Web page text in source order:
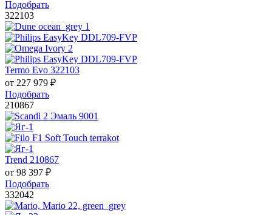
Подобрать
322103
Termo Evo 322103
от 227 979 ₽
Подобрать
210867
Trend 210867
от 98 397 ₽
Подобрать
332042